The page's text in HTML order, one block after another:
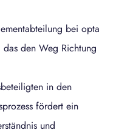
bei opta
den Weg Richtung
in den
fördert ein
und